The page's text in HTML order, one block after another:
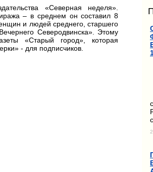
«Северная неделя».
– в среднем он составил 8
и людей среднего, старшего
Северодвинска». Этому
«Старый город», которая
- для подписчиков.